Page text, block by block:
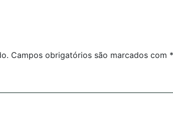
Campos obrigatórios são marcados com *